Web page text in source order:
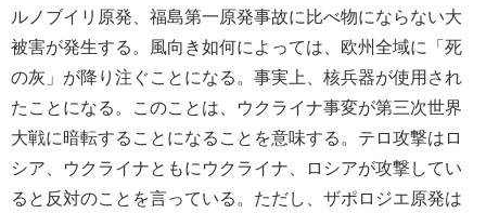
ルノブイリ原発、福島第一原発事故に比べ物にならない大
被害が発生する。風向き如何によっては、欧州全域に「死
の灰」が降り注ぐことになる。事実上、核兵器が使用され
たことになる。このことは、ウクライナ事変が第三次世界
大戦に暗転することになることを意味する。テロ攻撃はロ
シア、ウクライナともにウクライナ、ロシアが攻撃してい
ると反対のことを言っている。ただし、ザポロジエ原発は